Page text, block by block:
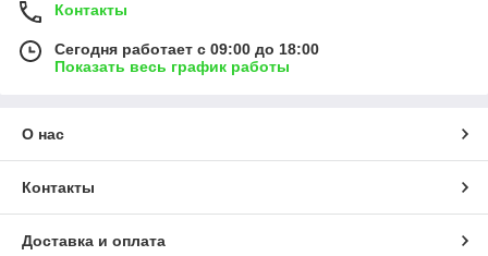
Контакты
Сегодня работает с 09:00 до 18:00
Показать весь график работы
О нас
Контакты
Доставка и оплата